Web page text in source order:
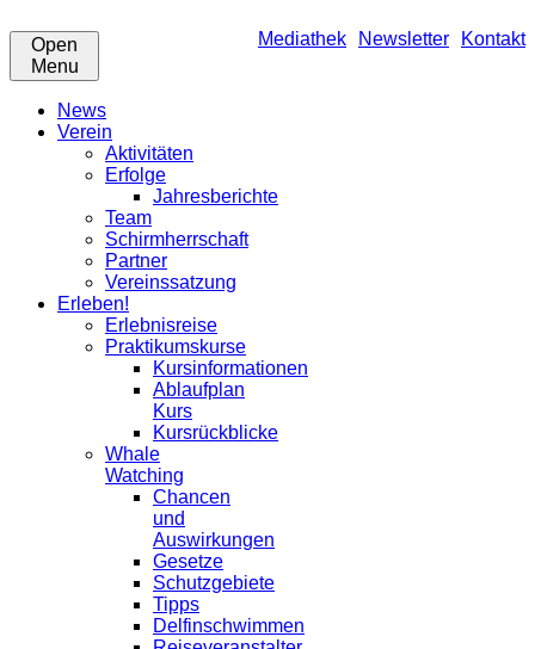
Mediathek Newsletter Kontakt
Open
Menu
News
Verein
Aktivitäten
Erfolge
Jahresberichte
Team
Schirmherrschaft
Partner
Vereinssatzung
Erleben!
Erlebnisreise
Praktikumskurse
Kursinformationen
Ablaufplan
Kurs
Kursrückblicke
Whale
Watching
Chancen
und
Auswirkungen
Gesetze
Schutzgebiete
Tipps
Delfinschwimmen